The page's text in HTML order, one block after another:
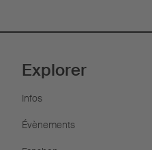
Explorer
Infos
Évènements